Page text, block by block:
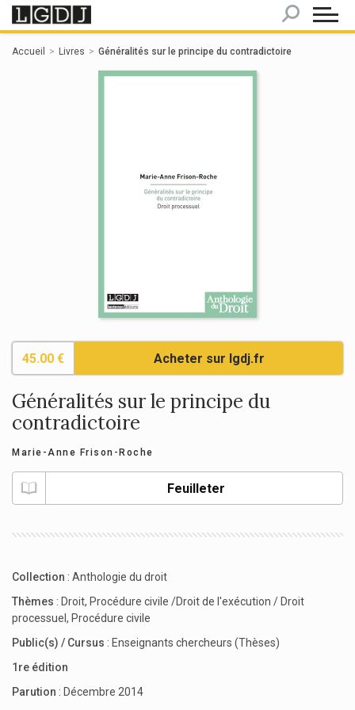
Accueil Livres Généralités sur le principe du contradictoire
45.00 € Acheter sur lgdj.fr
Généralités sur le principe du
contradictoire
Marie-Anne Frison-Roche
Feuilleter
Collection : Anthologie du droit
Thèmes : Droit, Procédure civile /Droit de l'exécution / Droit
processuel , Procédure civile
Public(s) / Cursus : Enseignants chercheurs (Thèses)
1re édition
Parution : Décembre 2014
Panneau de gestion des cookies